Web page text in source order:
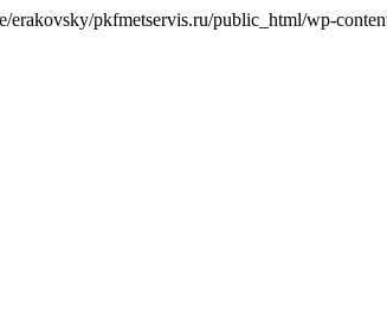
pkfmetservis.ru/public_html/wp-